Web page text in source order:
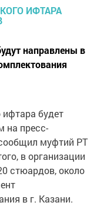
направлены в
ифтара будет
на пресс-
муфтий РТ
в организации
стюардов, около
в г. Казани.